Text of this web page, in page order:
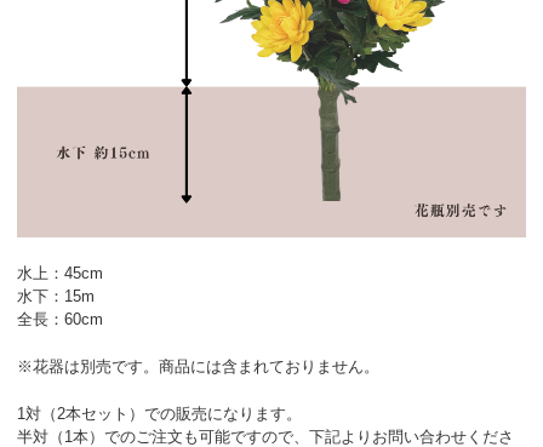
水上：45cm
水下：15m
全長：60cm
※花器は別売です。商品には含まれておりません。
1対（2本セット）での販売になります。
半対（1本）でのご注文も可能ですので、下記よりお問い合わせくださ